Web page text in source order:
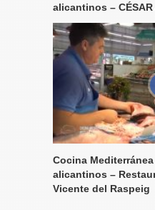
alicantinos – CÉSAR
Cocina
alicantinos –
Vicente del Raspeig